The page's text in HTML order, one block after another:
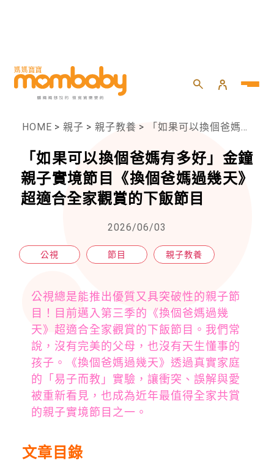
HOME > 親子 > 親子教養 > 「如果可以換個爸媽有多好」金鐘親子實境節目《換個爸媽過幾天》超適合全家觀賞的下飯節目
「如果可以換個爸媽有多好」金鐘
親子實境節目《換個爸媽過幾天》
超適合全家觀賞的下飯節目
2026/06/03
公視 節目 親子教養
公視總是能推出優質又具突破性的親子節
目！目前邁入第三季的《換個爸媽過幾
天》超適合全家觀賞的下飯節目。我們常
說，沒有完美的父母，也沒有天生懂事的
孩子。《換個爸媽過幾天》透過真實家庭
的「易子而教」實驗，讓衝突、誤解與愛
被重新看見，也成為近年最值得全家共賞
的親子實境節目之一。
文章目錄